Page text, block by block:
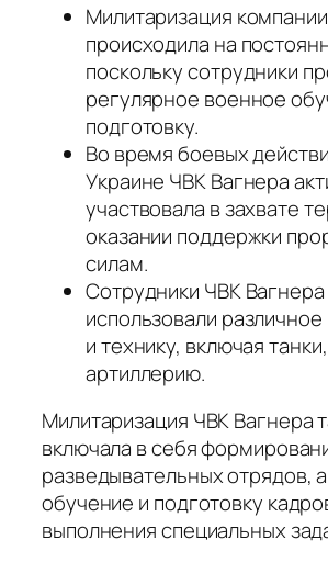
Милитаризация компании
происходила на
поскольку сотрудники
регулярное военное
подготовку.
Во время боевых
Украине ЧВК Вагнера
участвовала в захвате
оказании поддержки
силам.
Сотрудники ЧВК Вагнера
использовали
и технику, включая
артиллерию.
Милитаризация ЧВК Вагнера
включала в себя
разведывательных отрядов,
обучение и подготовку
выполнения специальных